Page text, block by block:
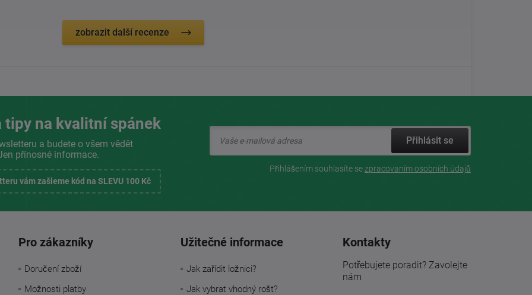
zobrazit další recenze
tipy na kvalitní spánek
a budete o všem vědět
přínosné informace.
vám zašleme kód na SLEVU 100 Kč
Přihlásit se
Přihlášením souhlasíte sezpracovaním osobních údajů
Pro zákazníky
Doručení zboží
Možnosti platby
Užitečné informace
Jak zařídit ložnici?
Jak vybrat vhodný rošt?
Kontakty
Potřebujete poradit? Zavolejte
nám